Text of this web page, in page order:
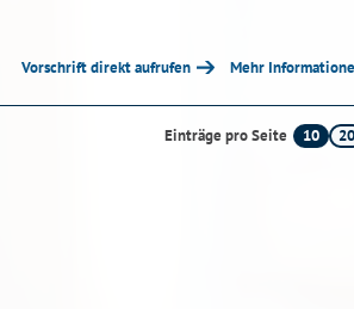
Vorschrift direkt aufrufen Mehr
Einträge pro Seite 10 20